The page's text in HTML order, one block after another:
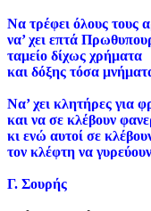
Να τρέφει όλους τους
να’χει επτά
ταμείο δίχως χρήματα
και δόξης τόσα
Να’χει κλητήρες για
και να σε κλέβουν
κι ενώ αυτοί σε
τον κλέφτη να
Γ. Σουρής